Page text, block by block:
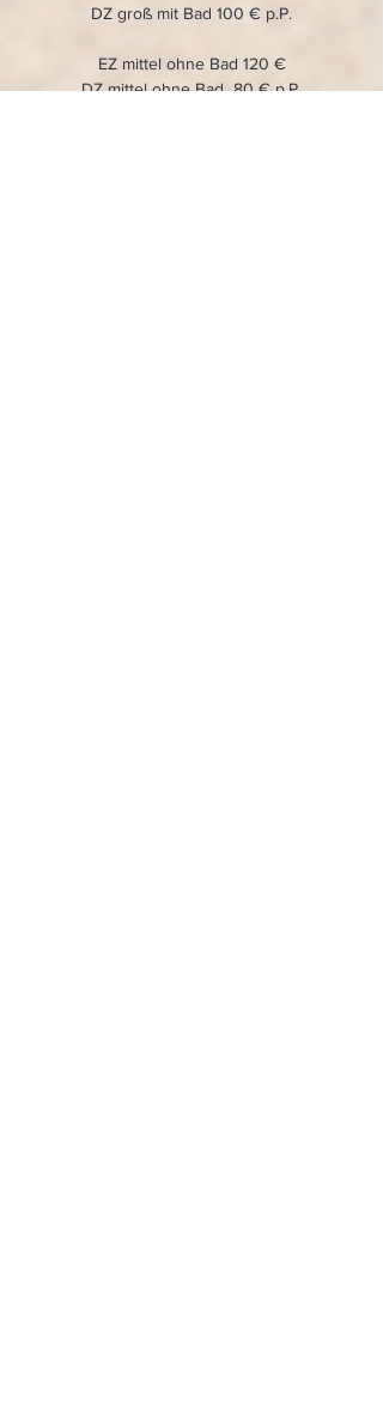
DZ groß mit Bad 100 € p.P.
EZ mittel ohne Bad 120 €
DZ mittel ohne Bad  80 € p.P.